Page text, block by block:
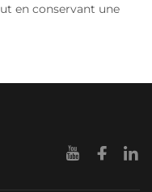
en conservant une